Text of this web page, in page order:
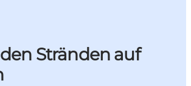
Stränden auf